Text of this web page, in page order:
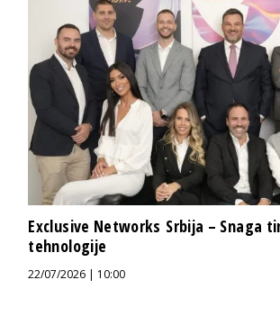
Exclusive Networks Srbija – Snaga
tehnologije
22/07/2026 | 10:00